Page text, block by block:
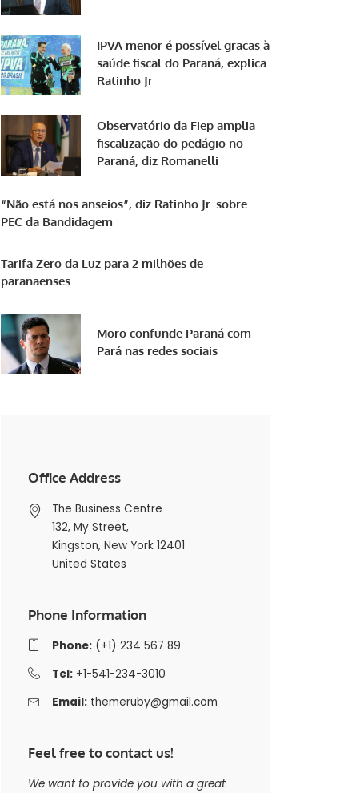
IPVA menor é possível graças à
saúde fiscal do Paraná, explica
Ratinho Jr
Observatório da Fiep amplia
fiscalização do pedágio no
Paraná, diz Romanelli
“Não está nos anseios”, diz Ratinho Jr. sobre
PEC da Bandidagem
Tarifa Zero da Luz para 2 milhões de
paranaenses
Moro confunde Paraná com
Pará nas redes sociais
Office Address
The Business Centre
132, My Street,
Kingston, New York 12401
United States
Phone Information
Phone:(+1) 234 567 89
Tel:+1-541-234-3010
Email: themeruby@gmail.com
Feel free to contact us!
We want to provide you with a great